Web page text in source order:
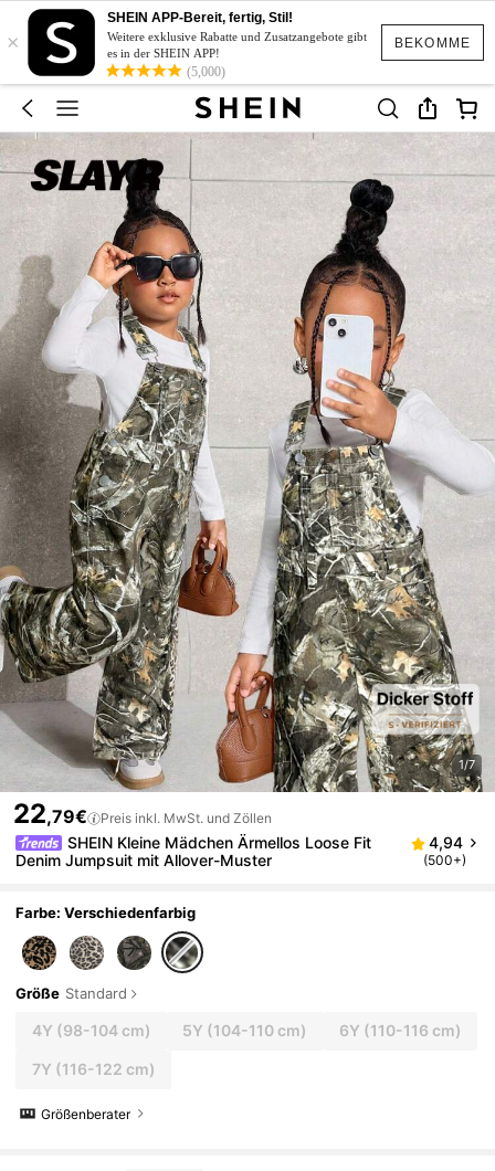
BEKOMME
×
SHEIN APP-Bereit, fertig, Stil!
Weitere exklusive Rabatte und Zusatzangebote gibt
es in der SHEIN APP!
(5,000)
1/7
22,79€ Preis inkl. MwSt. und Zöllen
SHEIN Kleine Mädchen Ärmellos Loose Fit
Denim Jumpsuit mit Allover-Muster
4,94
(500+)
Farbe: Verschiedenfarbig
Größe Standard
4Y (98-104 cm) 5Y (104-110 cm) 6Y (110-116 cm)
7Y (116-122 cm)
Größenberater